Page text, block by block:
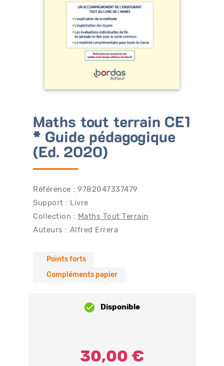
Bénéficiez de tarifs préférentiels
Téléchargez des ressources gratuites
Recevez des informations sur nos nouveautés
Maths tout terrain CE1
* Guide pédagogique
(Ed. 2020)
Référence : 9782047337479
Support : Livre
Collection : Maths Tout Terrain
Auteurs : Alfred Errera
Points forts
Compléments papier
Disponible
30,00 €